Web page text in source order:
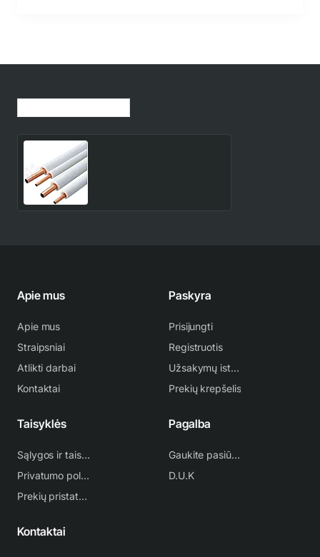
Apie mus
Apie mus
Straipsniai
Atlikti darbai
Kontaktai
Paskyra
Prisijungti
Registruotis
Užsakymų istorija
Prekių krepšelis
Taisyklės
Sąlygos ir taisyklės
Privatumo politika
Prekių pristatymas
Pagalba
Gaukite pasiūlymą
D.U.K
Kontaktai